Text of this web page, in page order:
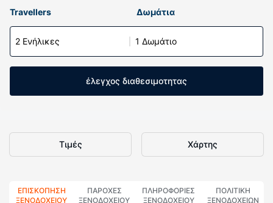
Travellers Δωμάτια
2 Ενήλικες 1 Δωμάτιο
έλεγχος διαθεσιμοτητας
Τιμές Χάρτης
ΕΠΙΣΚΌΠΗΣΗ
ΞΕΝΟΔΟΧΕΊΟΥ
ΠΑΡΟΧΕΣ
ΞΕΝΟΔΟΧΕΙΟΥ
ΠΛΗΡΟΦΟΡΊΕΣ
ΞΕΝΟΔΟΧΕΊΟΥ
ΠΟΛΙΤΙΚΗ
ΞΕΝΟΔΟΧΕΊΩΝ